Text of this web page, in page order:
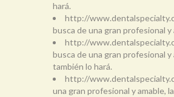
hará.
http://
busca de una gran profesional
http://
busca de una gran profesional
también lo hará.
http://
una gran profesional y amable,